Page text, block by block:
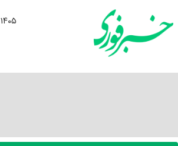
۱۴۰۵ مرداد ۱۷, شنبه